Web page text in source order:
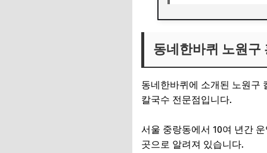
동네한바퀴 노원구
동네한바퀴에 소개된 노원구
칼국수 전문점입니다.
서울 중랑동에서 10여 년간
곳으로 알려져 있습니다.